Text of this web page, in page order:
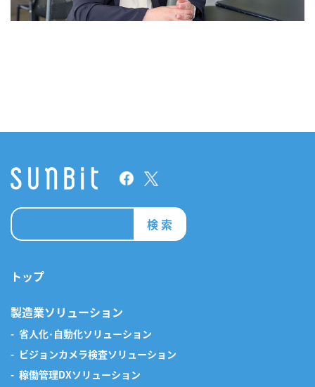
インタビュー一覧をみる
検 索
トップ
製造業ソリューション
省人化･自動化ソリューション
ビジョンカメラ検査ソリューション
稼働管理DXソリューション